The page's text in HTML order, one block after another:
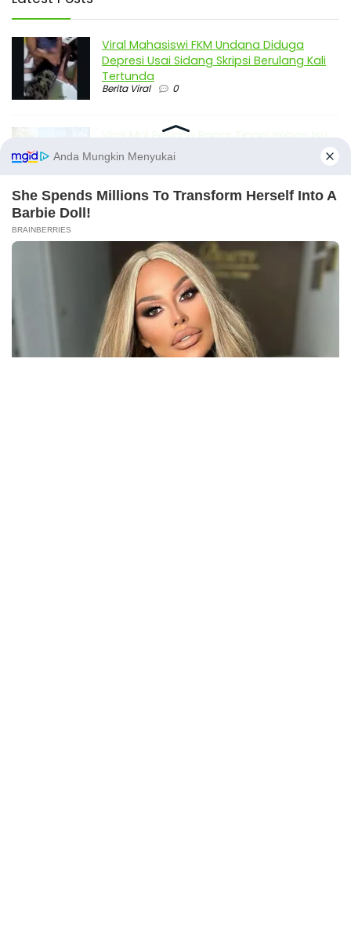
Viral Mahasiswi FKM Undana Diduga
Depresi Usai Sidang Skripsi Berulang Kali
Tertunda
Berita Viral 0
Viral Mal Pasang Pagar Tinggi Imbas Isu
Demo Agustus, Polri Pastikan Situasi
Aman dan Tingkatkan Intelijen serta
Berita Viral 1
Viral Alutsista Berjejer di Monas Dikaitkan
Demo Besar, Mabes TNI Beri Penjelasan
Berita Viral 2
Viral Ayah Tinggalkan Istri dan Bayi Demi
Dugaan Selingkuhan Sesama Jenis
Berita Viral 2